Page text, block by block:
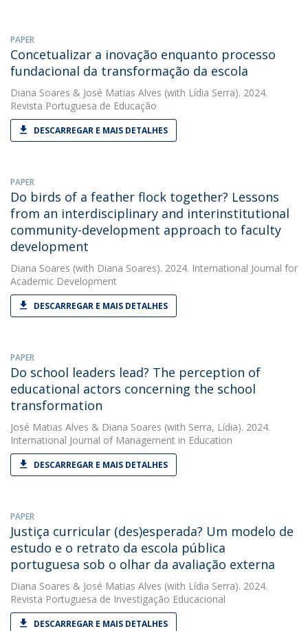
PAPER
Concetualizar a inovação enquanto processo
fundacional da transformação da escola
Diana Soares & José Matias Alves (with Lídia Serra). 2024.
Revista Portuguesa de Educação
DESCARREGAR E MAIS DETALHES
PAPER
Do birds of a feather flock together? Lessons
from an interdisciplinary and interinstitutional
community-development approach to faculty
development
Diana Soares (with Diana Soares). 2024. International Journal for
Academic Development
DESCARREGAR E MAIS DETALHES
PAPER
Do school leaders lead? The perception of
educational actors concerning the school
transformation
José Matias Alves & Diana Soares (with Serra, Lídia). 2024.
International Journal of Management in Education
DESCARREGAR E MAIS DETALHES
PAPER
Justiça curricular (des)esperada? Um modelo de
estudo e o retrato da escola pública
portuguesa sob o olhar da avaliação externa
Diana Soares & José Matias Alves (with Lídia Serra). 2024.
Revista Portuguesa de Investigação Educacional
DESCARREGAR E MAIS DETALHES